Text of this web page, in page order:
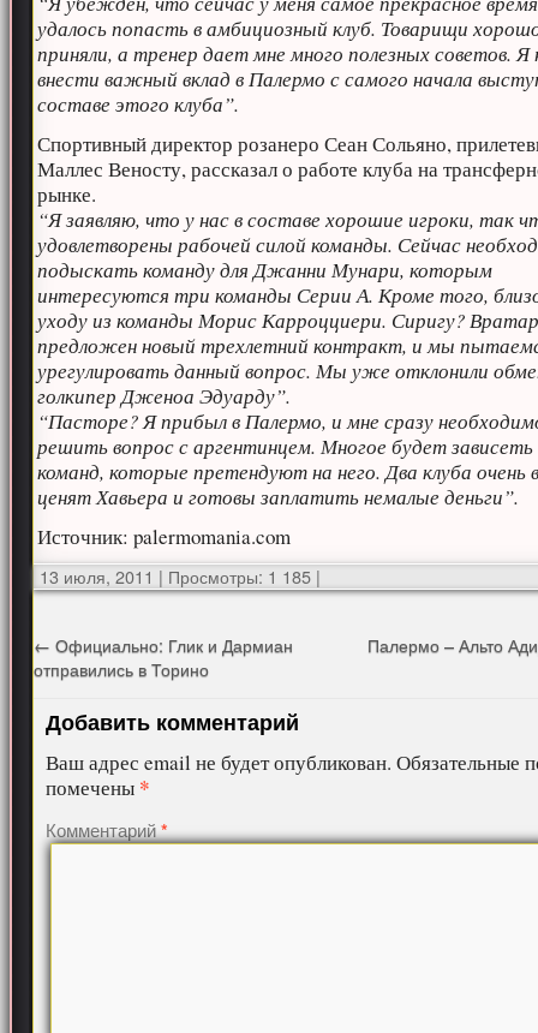
удалось попасть в амбициозный клуб. Товарищи
приняли, а тренер дает мне много полезных советов. Я
внести важный вклад в Палермо с самого начала
составе этого клуба”.
Спортивный директор розанеро Сеан Сольяно,
Маллес Веносту, рассказал о работе клуба на
рынке.
“Я заявляю, что у нас в составе хорошие игроки, так
удовлетворены рабочей силой команды. Сейчас
подыскать команду для Джанни Мунари, которым
интересуются три команды Серии А. Кроме того,
уходу из команды Морис Карроцциери. Сиригу?
предложен новый трехлетний контракт, и мы
урегулировать данный вопрос. Мы уже отклонили
голкипер Дженоа Эдуарду”.
“Пасторе? Я прибыл в Палермо, и мне сразу
решить вопрос с аргентинцем. Многое будет
команд, которые претендуют на него. Два клуба очень
ценят Хавьера и готовы заплатить немалые деньги”.
Источник: palermomania.com
13 июля, 2011 | Просмотры: 1 185 |
← Официально: Глик и Дармиан
отправились в Торино
Палермо – Альто
Добавить комментарий
Ваш адрес email не будет опубликован. Обязательные
помечены *
Комментарий*